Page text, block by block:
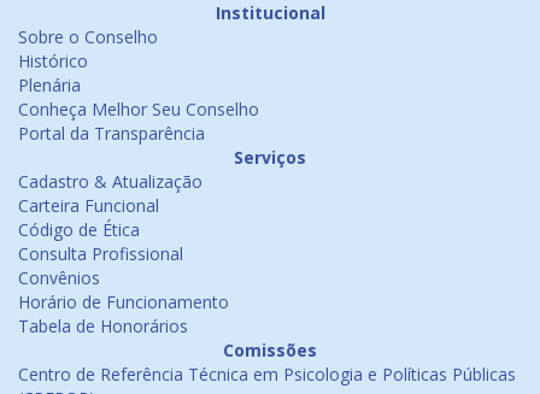
Institucional
Sobre o Conselho
Histórico
Plenária
Conheça Melhor Seu Conselho
Portal da Transparência
Serviços
Cadastro & Atualização
Carteira Funcional
Código de Ética
Consulta Profissional
Convênios
Horário de Funcionamento
Tabela de Honorários
Comissões
Centro de Referência Técnica em Psicologia e Políticas Públicas